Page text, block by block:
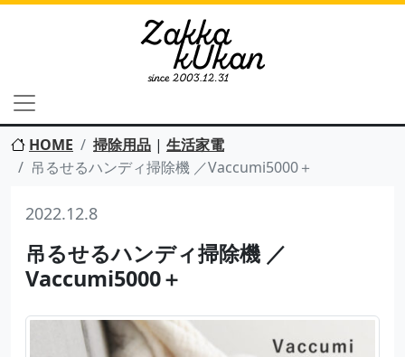
HOME 掃除用品 | 生活家電
吊るせるハンディ掃除機 ／Vaccumi5000＋
2022.12.8
吊るせるハンディ掃除機 ／
Vaccumi5000＋